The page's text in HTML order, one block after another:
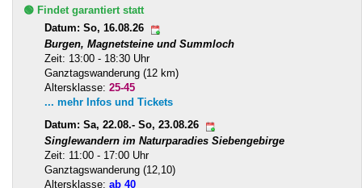
🟢 Findet garantiert statt
Datum: So, 16.08.26
Burgen, Magnetsteine und Summloch
Zeit: 13:00 - 18:30 Uhr
Ganztagswanderung (12 km)
Altersklasse: 25-45
... mehr Infos und Tickets
Datum: Sa, 22.08.- So, 23.08.26
Singlewandern im Naturparadies Siebengebirge
Zeit: 11:00 - 17:00 Uhr
Ganztagswanderung (12,10)
Altersklasse: ab 40